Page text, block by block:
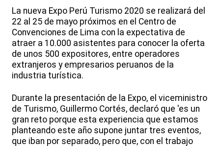
La nueva Expo Perú Turismo 2020 se realizará del
22 al 25 de mayo próximos en el Centro de
Convenciones de Lima con la expectativa de
atraer a 10.000 asistentes para conocer la oferta
de unos 500 expositores, entre operadores
extranjeros y empresarios peruanos de la
industria turística.
Durante la presentación de la Expo, el viceministro
de Turismo, Guillermo Cortés, declaró que 'es un
gran reto porque esta experiencia que estamos
planteando este año supone juntar tres eventos,
que iban por separado, pero que, con el trabajo